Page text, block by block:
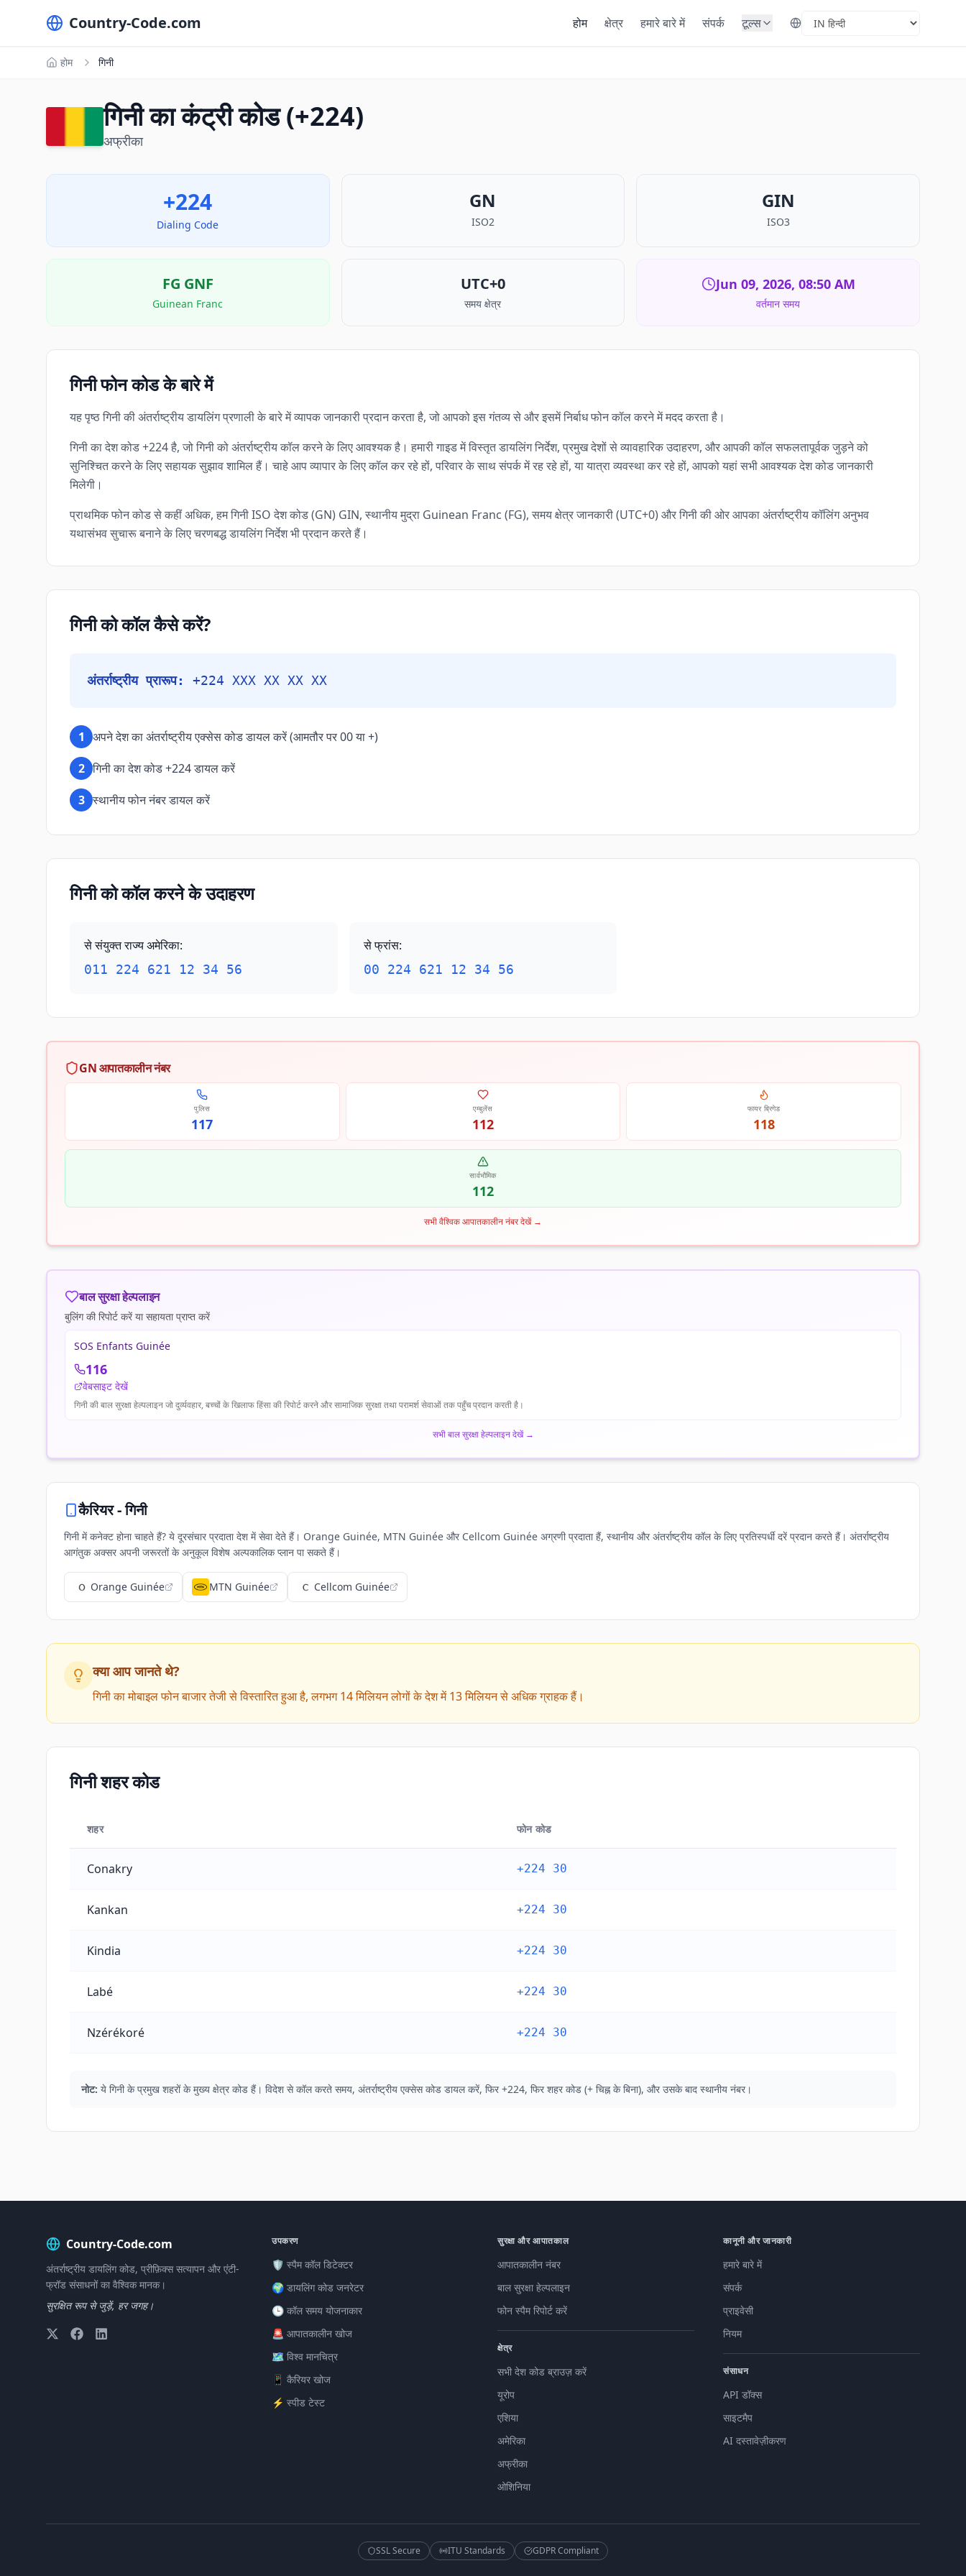
Country-Code.com होम क्षेत्र हमारे बारे में संपर्क टूल्स Select Language
होम गिनी
गिनी का कंट्री कोड (+224)
अफ्रीका
+224
Dialing Code
GN
ISO2
GIN
ISO3
FG GNF
Guinean Franc
UTC+0
समय क्षेत्र
Jun 09, 2026, 08:50 AM
वर्तमान समय
गिनी फोन कोड के बारे में
यह पृष्ठ गिनी की अंतर्राष्ट्रीय डायलिंग प्रणाली के बारे में व्यापक जानकारी प्रदान करता है, जो आपको इस गंतव्य से और इसमें निर्बाध फोन कॉल करने में मदद करता है।
गिनी का देश कोड +224 है, जो गिनी को अंतर्राष्ट्रीय कॉल करने के लिए आवश्यक है। हमारी गाइड में विस्तृत डायलिंग निर्देश, प्रमुख देशों से व्यावहारिक उदाहरण, और आपकी कॉल सफलतापूर्वक जुड़ने को
सुनिश्चित करने के लिए सहायक सुझाव शामिल हैं। चाहे आप व्यापार के लिए कॉल कर रहे हों, परिवार के साथ संपर्क में रह रहे हों, या यात्रा व्यवस्था कर रहे हों, आपको यहां सभी आवश्यक देश कोड जानकारी
मिलेगी।
प्राथमिक फोन कोड से कहीं अधिक, हम गिनी ISO देश कोड (GN) GIN, स्थानीय मुद्रा Guinean Franc (FG), समय क्षेत्र जानकारी (UTC+0) और गिनी की ओर आपका अंतर्राष्ट्रीय कॉलिंग अनुभव
यथासंभव सुचारू बनाने के लिए चरणबद्ध डायलिंग निर्देश भी प्रदान करते हैं।
गिनी को कॉल कैसे करें?
अंतर्राष्ट्रीय प्रारूप: +224 XXX XX XX XX
1 अपने देश का अंतर्राष्ट्रीय एक्सेस कोड डायल करें (आमतौर पर 00 या +)
2 गिनी का देश कोड +224 डायल करें
3 स्थानीय फोन नंबर डायल करें
गिनी को कॉल करने के उदाहरण
से संयुक्त राज्य अमेरिका:
011 224 621 12 34 56
से फ्रांस:
00 224 621 12 34 56
GN आपातकालीन नंबर
पुलिस
117
एम्बुलेंस
112
फायर ब्रिगेड
118
सार्वभौमिक
112
सभी वैश्विक आपातकालीन नंबर देखें→
बाल सुरक्षा हेल्पलाइन
बुलिंग की रिपोर्ट करें या सहायता प्राप्त करें
SOS Enfants Guinée
116
वेबसाइट देखें
गिनी की बाल सुरक्षा हेल्पलाइन जो दुर्व्यवहार, बच्चों के खिलाफ हिंसा की रिपोर्ट करने और सामाजिक सुरक्षा तथा परामर्श सेवाओं तक पहुँच प्रदान करती है।
सभी बाल सुरक्षा हेल्पलाइन देखें→
कैरियर -गिनी
गिनी में कनेक्ट होना चाहते हैं? ये दूरसंचार प्रदाता देश में सेवा देते हैं। Orange Guinée, MTN Guinée और Cellcom Guinée अग्रणी प्रदाता हैं, स्थानीय और अंतर्राष्ट्रीय कॉल के लिए प्रतिस्पर्धी दरें प्रदान करते हैं। अंतर्राष्ट्रीय
आगंतुक अक्सर अपनी जरूरतों के अनुकूल विशेष अल्पकालिक प्लान पा सकते हैं।
Orange Guinée MTN Guinée Cellcom Guinée
क्या आप जानते थे?
गिनी का मोबाइल फोन बाजार तेजी से विस्तारित हुआ है, लगभग 14 मिलियन लोगों के देश में 13 मिलियन से अधिक ग्राहक हैं।
गिनी शहर कोड
शहर फोन कोड
Conakry +224 30
Kankan +224 30
Kindia +224 30
Labé +224 30
Nzérékoré +224 30
नोट: ये गिनी के प्रमुख शहरों के मुख्य क्षेत्र कोड हैं। विदेश से कॉल करते समय, अंतर्राष्ट्रीय एक्सेस कोड डायल करें, फिर +224, फिर शहर कोड (+ चिह्न के बिना), और उसके बाद स्थानीय नंबर।
Country-Code.com
अंतर्राष्ट्रीय डायलिंग कोड, प्रीफ़िक्स सत्यापन और एंटी-
फ्रॉड संसाधनों का वैश्विक मानक।
सुरक्षित रूप से जुड़ें, हर जगह।
उपकरण
🛡️ स्पैम कॉल डिटेक्टर
🌍 डायलिंग कोड जनरेटर
🕒 कॉल समय योजनाकार
🚨 आपातकालीन खोज
🗺️ विश्व मानचित्र
📱 कैरियर खोज
⚡ स्पीड टेस्ट
सुरक्षा और आपातकाल
आपातकालीन नंबर
बाल सुरक्षा हेल्पलाइन
फोन स्पैम रिपोर्ट करें
क्षेत्र
सभी देश कोड ब्राउज़ करें
यूरोप
एशिया
अमेरिका
अफ्रीका
ओशिनिया
कानूनी और जानकारी
हमारे बारे में
संपर्क
प्राइवेसी
नियम
संसाधन
API डॉक्स
साइटमैप
AI दस्तावेज़ीकरण
SSL Secure ITU Standards GDPR Compliant